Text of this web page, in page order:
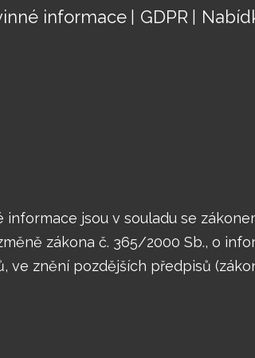
informace GDPR
informace jsou v souladu se
zákona č. 365/2000 Sb., o
ve znění pozdějších předpisů